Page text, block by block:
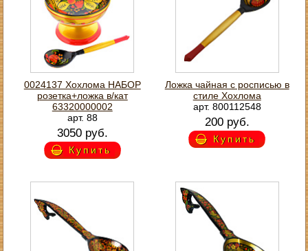
0024137 Хохлома НАБОР
розетка+ложка в/кат
63320000002
арт. 88
3050 руб.
Купить
Ложка чайная с росписью в
стиле Хохлома
арт. 800112548
200 руб.
Купить